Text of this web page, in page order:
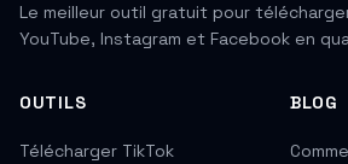
Le meilleur outil gratuit pour
YouTube, Instagram et Facebook en
OUTILS
Télécharger TikTok
BLOG